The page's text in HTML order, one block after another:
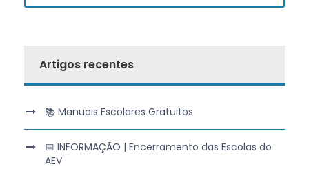
Artigos recentes
📚 Manuais Escolares Gratuitos
📅 INFORMAÇÃO | Encerramento das Escolas do
AEV